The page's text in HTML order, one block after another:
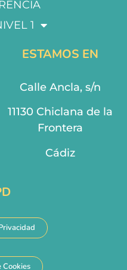
1
ESTAMOS EN
Calle Ancla, s/n
11130 Chiclana de la
Frontera
Cádiz
Cookies